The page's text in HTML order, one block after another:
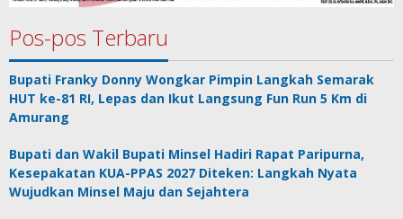
Pos-pos Terbaru
Bupati Franky Donny Wongkar Pimpin Langkah Semarak
HUT ke-81 RI, Lepas dan Ikut Langsung Fun Run 5 Km di
Amurang
Bupati dan Wakil Bupati Minsel Hadiri Rapat Paripurna,
Kesepakatan KUA-PPAS 2027 Diteken: Langkah Nyata
Wujudkan Minsel Maju dan Sejahtera